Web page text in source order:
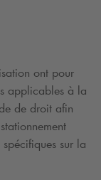
ont pour
applicables à la
de droit afin
sur la